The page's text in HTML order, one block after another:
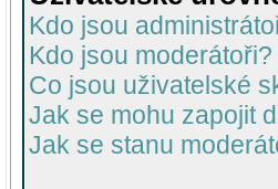
Kdo jsou
Kdo jsou moderátoři?
Co jsou uživatelské
Jak se mohu zapojit
Jak se stanu